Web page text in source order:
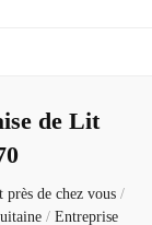
de Lit
de chez vous /
/ Entreprise